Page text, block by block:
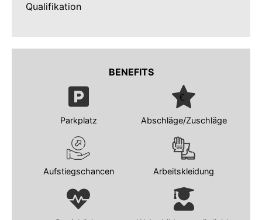
Qualifikation
BENEFITS
Parkplatz Abschläge/Zuschläge
Aufstiegschancen Arbeitskleidung